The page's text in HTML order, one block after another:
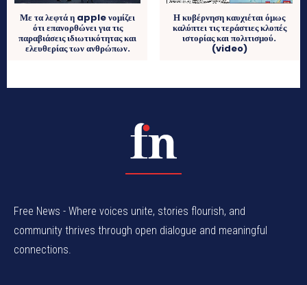
Με τα λεφτά η apple νομίζει
ότι επανορθώνει για τις
παραβιάσεις ιδιωτικότητας και
ελευθερίας των ανθρώπων.
Η κυβέρνηση καυχιέται όμως
καλύπτει τις τεράστιες κλοπές
ιστορίας και πολιτισμού.
(video)
Free News - Where voices unite, stories flourish, and
community thrives through open dialogue and meaningful
connections.